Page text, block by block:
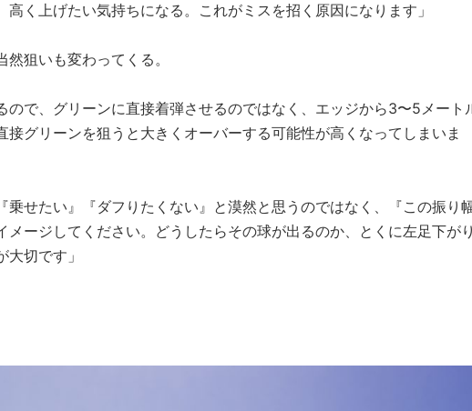
く上げたい気持ちになる。これがミスを招く原因になります」
狙いも変わってくる。
ので、グリーンに直接着弾させるのではなく、エッジから3〜5メート
グリーンを狙うと大きくオーバーする可能性が高くなってしまいま
乗せたい』『ダフりたくない』と漠然と思うのではなく、『この振り
メージしてください。どうしたらその球が出るのか、とくに左足下が
切です」